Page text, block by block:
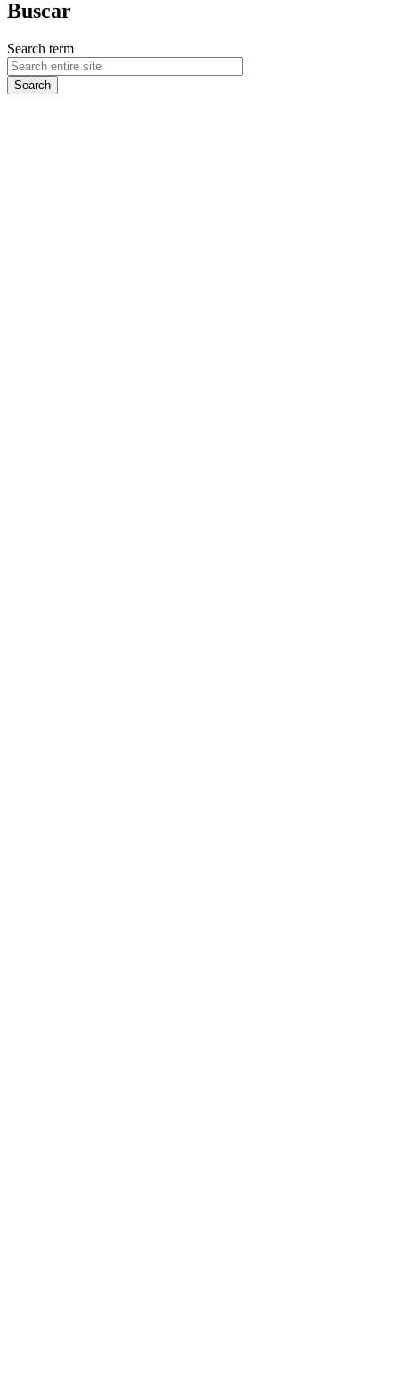
Buscar
Search term